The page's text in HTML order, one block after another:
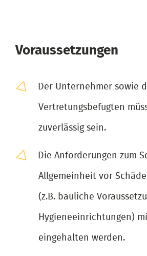
Voraussetzungen
Der Unternehmer sowie
Vertretungsbefugten
zuverlässig sein.
Die Anforderungen zum
Allgemeinheit vor
(z.B. bauliche
Hygieneeinrichtungen)
eingehalten werden.